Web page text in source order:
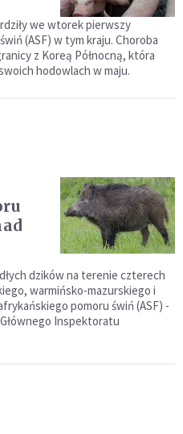
we wtorek pierwszy
(ASF) w tym kraju. Choroba
z Koreą Północną, która
hodowlach w maju.
dzików na terenie czterech
warmińsko-mazurskiego i
pomoru świń (ASF) -
Inspektoratu